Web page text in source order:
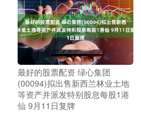
最好的股票配资 绿心集团
(00094)拟出售新西兰林业土地
等资产并派发特别股息每股1港
仙 9月11日复牌